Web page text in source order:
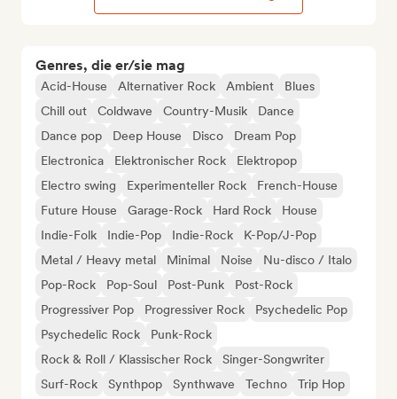
Genres, die er/sie mag
Acid-House Alternativer Rock Ambient
Blues
Chill out
Coldwave Country-Musik
Dance
Dance pop
Deep House Disco
Dream Pop
Electronica
Elektronischer Rock
Elektropop
Electro swing
Experimenteller Rock
French-House
Future House
Garage-Rock Hard Rock
House
Indie-Folk
Indie-Pop Indie-Rock
K-Pop/J-Pop
Metal / Heavy metal
Minimal Noise
Nu-disco / Italo
Pop-Rock
Pop-Soul Post-Punk
Post-Rock
Progressiver Pop
Progressiver Rock
Psychedelic Pop
Psychedelic Rock
Punk-Rock
Rock & Roll / Klassischer Rock
Singer-Songwriter
Surf-Rock
Synthpop Synthwave Techno Trip Hop